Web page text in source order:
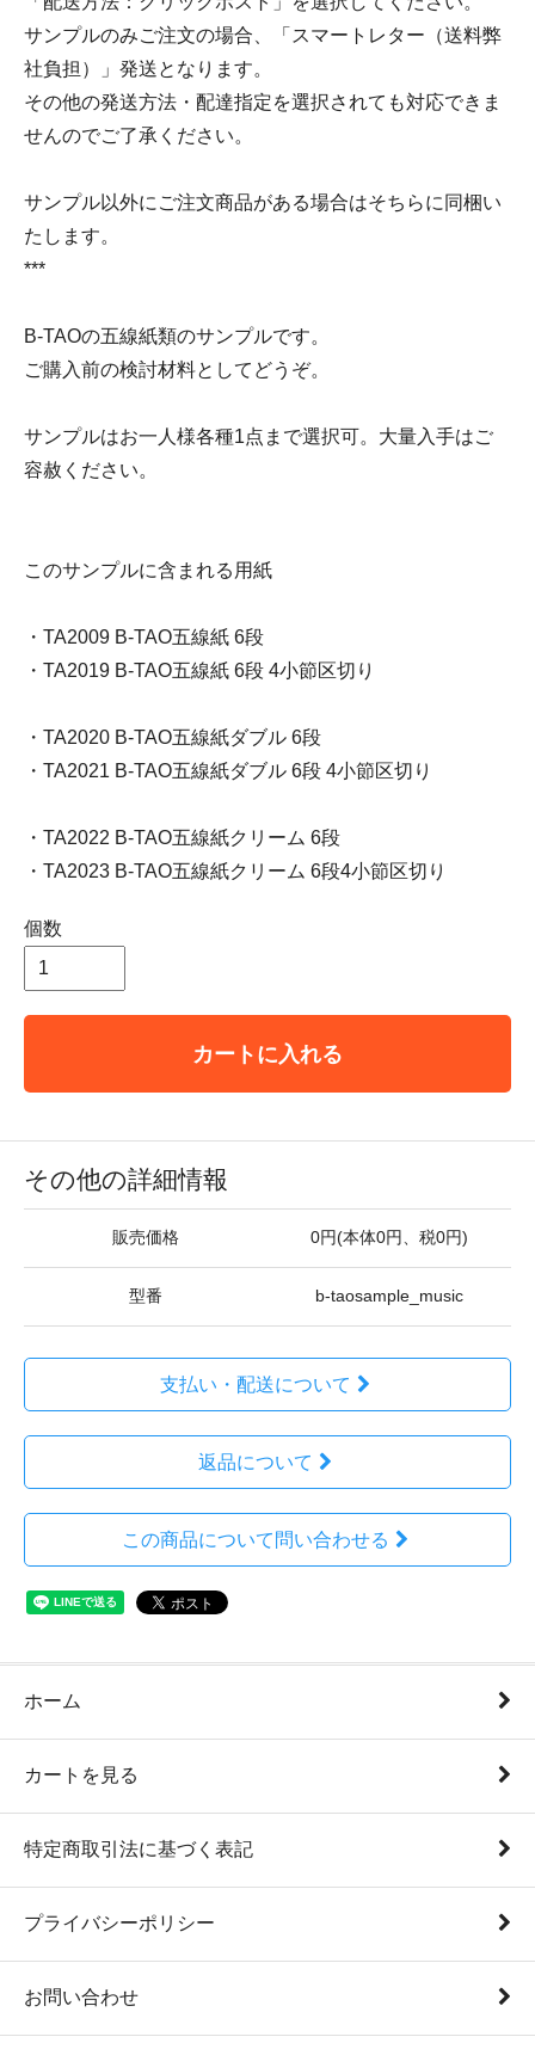
サンプルのみご注文の場合、「スマートレター（送料弊
社負担）」発送となります。
その他の発送方法・配達指定を選択されても対応できま
せんのでご了承ください。
サンプル以外にご注文商品がある場合はそちらに同梱い
たします。
***
B-TAOの五線紙類のサンプルです。
ご購入前の検討材料としてどうぞ。
サンプルはお一人様各種1点まで選択可。大量入手はご
容赦ください。
このサンプルに含まれる用紙
・TA2009 B-TAO五線紙 6段
・TA2019 B-TAO五線紙 6段 4小節区切り
・TA2020 B-TAO五線紙ダブル 6段
・TA2021 B-TAO五線紙ダブル 6段 4小節区切り
・TA2022 B-TAO五線紙クリーム 6段
・TA2023 B-TAO五線紙クリーム 6段4小節区切り
個数
カートに入れる
その他の詳細情報
販売価格 0円(本体0円、税0円)
型番 b-taosample_music
支払い・配送について
返品について
この商品について問い合わせる
ホーム
カートを見る
特定商取引法に基づく表記
プライバシーポリシー
お問い合わせ